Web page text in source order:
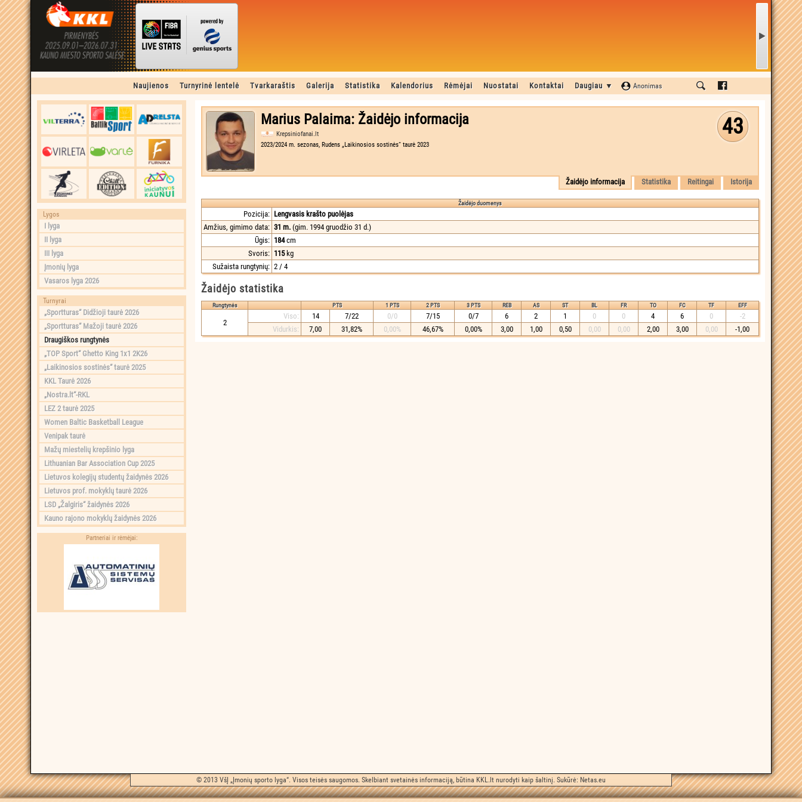
Naujienos Turnyrinė lentelė Tvarkaraštis Galerija Statistika Kalendorius Rėmėjai Nuostatai Kontaktai Daugiau ▼ Anonimas
Lygos
I lyga
II lyga
III lyga
Įmonių lyga
Vasaros lyga 2026
Turnyrai
„Sportturas“ Didžioji taurė 2026
„Sportturas“ Mažoji taurė 2026
Draugiškos rungtynės
„TOP Sport“ Ghetto King 1x1 2K26
„Laikinosios sostinės“ taurė 2025
KKL Taurė 2026
„Nostra.lt“-RKL
LEZ 2 taurė 2025
Women Baltic Basketball League
Venipak taurė
Mažų miestelių krepšinio lyga
Lithuanian Bar Association Cup 2025
Lietuvos kolegijų studentų žaidynės 2026
Lietuvos prof. mokyklų taurė 2026
LSD „Žalgiris“ žaidynės 2026
Kauno rajono mokyklų žaidynės 2026
Partneriai ir rėmėjai:
43
Marius Palaima: Žaidėjo informacija
Krepsiniofanai.lt
2023/2024 m. sezonas, Rudens „Laikinosios sostinės“ taurė 2023
Žaidėjo informacija Statistika Reitingai Istorija
Žaidėjo duomenys
Pozicija: Lengvasis krašto puolėjas
Amžius, gimimo data: 31 m. (gim. 1994 gruodžio 31 d.)
Ūgis: 184cm
Svoris: 115kg
Sužaista rungtynių: 2 / 4
Žaidėjo statistika
Rungtynės PTS 1 PTS 2 PTS 3 PTS REB AS ST BL FR TO FC TF EFF
2
Viso: 14 7/22 0/0 7/15 0/7 6 2 1 0 0 4 6 0
-2
Vidurkis:
7,00 31,82% 0,00% 46,67% 0,00% 3,00 1,00 0,50 0,00 0,00 2,00 3,00 0,00 -1,00
© 2013 VšĮ „Įmonių sporto lyga“. Visos teisės saugomos. Skelbiant svetainės informaciją, būtina KKL.lt nurodyti kaip šaltinį. Sukūrė: Netas.eu